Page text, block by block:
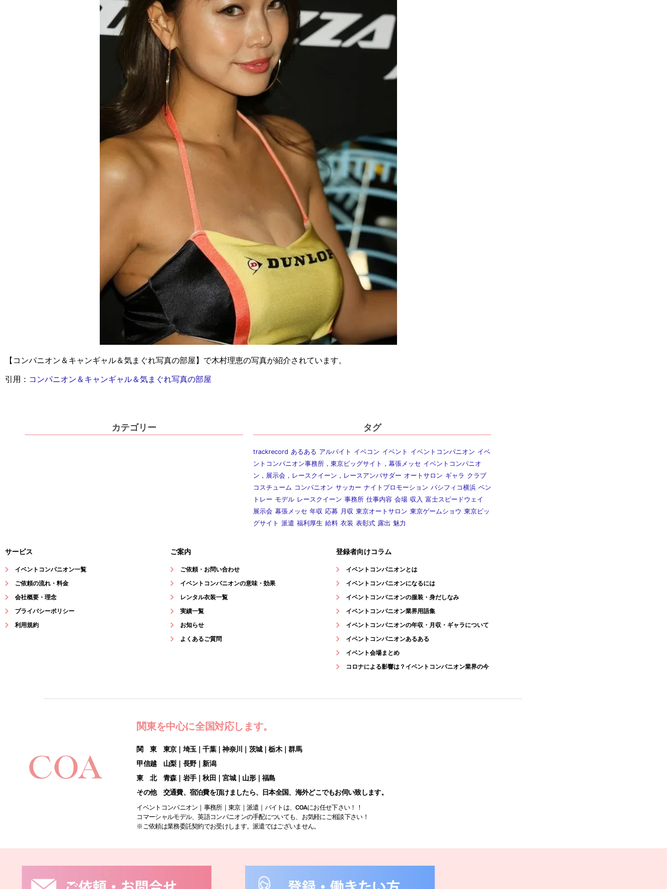
【コンパニオン＆キャンギャル＆気まぐれ写真の部屋】で木村理恵の写真が紹介されています。
引用： コンパニオン＆キャンギャル＆気まぐれ写真の部屋
カテゴリー タグ
trackrecord あるある アルバイト イベコン イベント イベントコンパニオン イベ
ントコンパニオン事務所，東京ビッグサイト，幕張メッセ イベントコンパニオ
ン，展示会，レースクイーン，レースアンバサダー オートサロン ギャラ クラブ
コスチューム コンパニオン サッカー ナイトプロモーション パシフィコ横浜 ベン
トレー モデル レースクイーン 事務所 仕事内容 会場 収入 富士スピードウェイ
展示会 幕張メッセ 年収 応募 月収 東京オートサロン 東京ゲームショウ 東京ビッ
グサイト 派遣 福利厚生 給料 衣装 表彰式 露出 魅力
サービス
イベントコンパニオン一覧
ご依頼の流れ・料金
会社概要・理念
プライバシーポリシー
利用規約
ご案内
ご依頼・お問い合わせ
イベントコンパニオンの意味・効果
レンタル衣装一覧
実績一覧
お知らせ
よくあるご質問
登録者向けコラム
イベントコンパニオンとは
イベントコンパニオンになるには
イベントコンパニオンの服装・身だしなみ
イベントコンパニオン業界用語集
イベントコンパニオンの年収・月収・ギャラについて
イベントコンパニオンあるある
イベント会場まとめ
コロナによる影響は？イベントコンパニオン業界の今
関東を中心に全国対応します。
関 東 東京｜埼玉｜千葉｜神奈川｜茨城｜栃木｜群馬
甲信越 山梨｜長野｜新潟
東 北 青森｜岩手｜秋田｜宮城｜山形｜福島
その他 交通費、宿泊費を頂けましたら、日本全国、海外どこでもお伺い致します。
イベントコンパニオン｜事務所｜東京｜派遣｜バイトは、COAにお任せ下さい！！
コマーシャルモデル、英語コンパニオンの手配についても、お気軽にご相談下さい！
※ご依頼は業務委託契約でお受けします。派遣ではございません。